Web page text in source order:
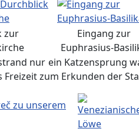
zur
Eingang zur
Euphrasius-
nur ein Katzensprung
zum Erkunden der